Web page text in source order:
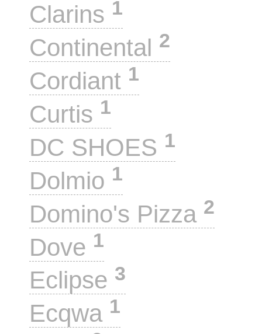
Clarins 1
Continental 2
Cordiant 1
Curtis 1
DC SHOES 1
Dolmio 1
Domino's Pizza 2
Dove 1
Eclipse 3
Ecqwa 1